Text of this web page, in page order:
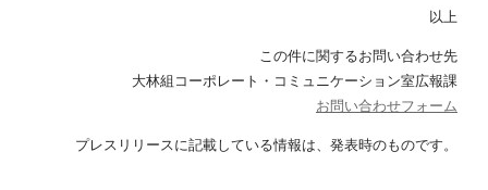
以上
この件に関するお問い合わせ先
大林組コーポレート・コミュニケーション室広報課
お問い合わせフォーム
プレスリリースに記載している情報は、 発表時のものです。